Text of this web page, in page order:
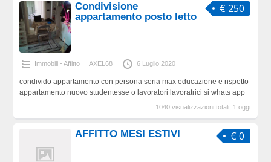
€ 250
Condivisione
appartamento posto letto
Immobili - Affitto AXEL68 6 Luglio 2020
condivido appartamento con persona seria max educazione e rispetto
appartamento nuovo studentesse o lavoratori lavoratrici si whats app
1040 visualizzazioni totali, 1 oggi
€ 0
AFFITTO MESI ESTIVI